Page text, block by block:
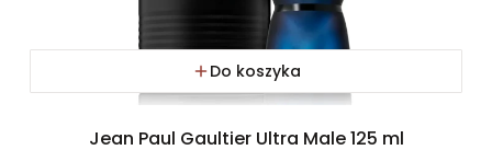
Do koszyka
Jean Paul Gaultier Ultra Male 125 ml